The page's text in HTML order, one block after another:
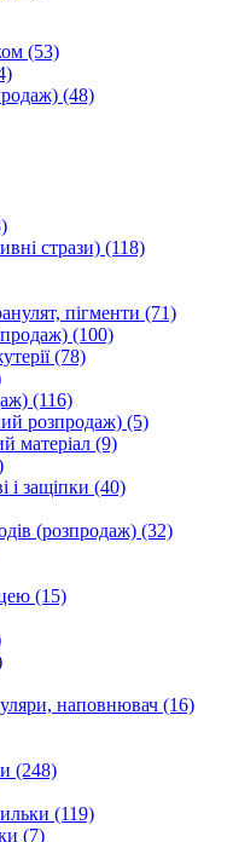
(53)
(48)
стрази) (118)
пігменти (71)
(100)
(78)
(116)
розпродаж) (5)
матеріал (9)
і защіпки (40)
(розпродаж) (32)
(15)
наповнювач (16)
(248)
(119)
(7)